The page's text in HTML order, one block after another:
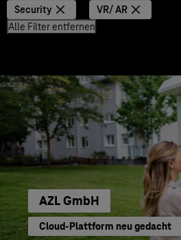
Security
VR/ AR
Alle Filter entfernen
AZL GmbH
Cloud-Plattform neu gedacht